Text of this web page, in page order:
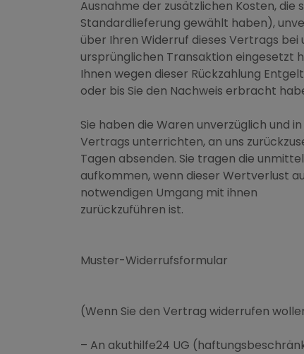
Ausnahme der zusätzlichen Kosten, die
Standardlieferung gewählt haben),
über Ihren Widerruf dieses Vertrags bei
ursprünglichen Transaktion eingesetzt
Ihnen wegen dieser Rückzahlung
oder bis Sie den Nachweis erbracht
Sie haben die Waren unverzüglich und
Vertrags unterrichten, an uns
Tagen absenden. Sie tragen die
aufkommen, wenn dieser Wertverlust
notwendigen Umgang mit ihnen
zurückzuführen ist.
Muster-Widerrufsformular
(Wenn Sie den Vertrag widerrufen
– An akuthilfe24 UG